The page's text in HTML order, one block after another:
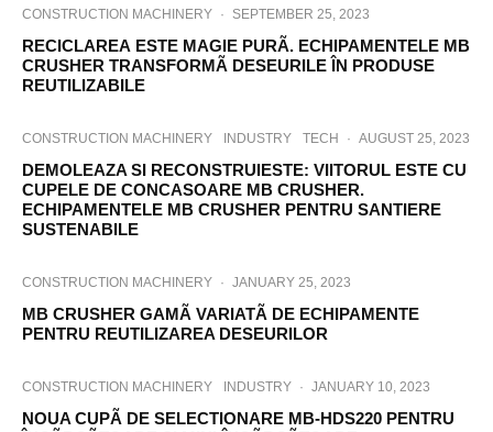
CONSTRUCTION MACHINERY · SEPTEMBER 25, 2023
RECICLAREA ESTE MAGIE PURÃ. ECHIPAMENTELE MB
CRUSHER TRANSFORMÃ DESEURILE ÎN PRODUSE
REUTILIZABILE
CONSTRUCTION MACHINERY INDUSTRY TECH · AUGUST 25, 2023
DEMOLEAZA SI RECONSTRUIESTE: VIITORUL ESTE CU
CUPELE DE CONCASOARE MB CRUSHER.
ECHIPAMENTELE MB CRUSHER PENTRU SANTIERE
SUSTENABILE
CONSTRUCTION MACHINERY · JANUARY 25, 2023
MB CRUSHER GAMÃ VARIATÃ DE ECHIPAMENTE
PENTRU REUTILIZAREA DESEURILOR
CONSTRUCTION MACHINERY INDUSTRY · JANUARY 10, 2023
NOUA CUPÃ DE SELECTIONARE MB-HDS220 PENTRU